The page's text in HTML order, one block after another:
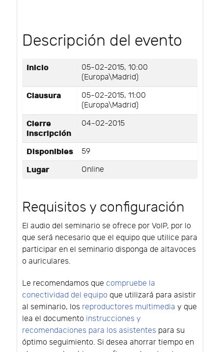
Descripción del evento
Inicio
05-02-2015, 10:00
(Europa\Madrid)
Clausura
05-02-2015, 11:00
(Europa\Madrid)
Cierre
inscripción
04-02-2015
Disponibles 59
Lugar Online
Requisitos y configuración
El audio del seminario se ofrece por VoIP, por lo
que será necesario que el equipo que utilice para
participar en el seminario disponga de altavoces
o auriculares.
Le recomendamos que compruebe la
conectividad del equipo que utilizará para asistir
al seminario, los reproductores multimedia y que
lea el documento instrucciones y
recomendaciones para los asistentes para su
óptimo seguimiento. Si desea ahorrar tiempo en